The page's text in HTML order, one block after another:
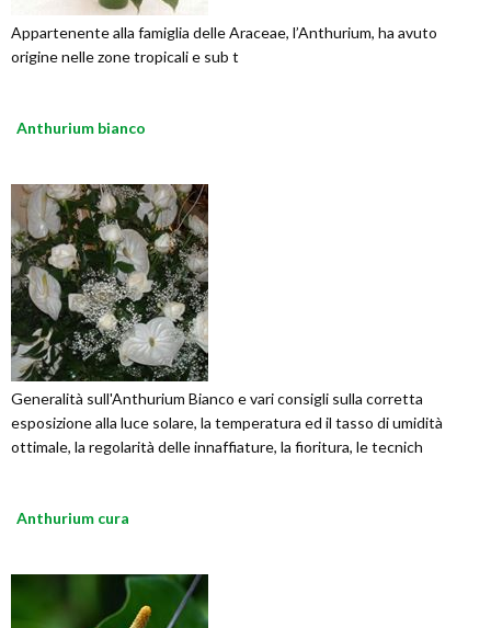
Appartenente alla famiglia delle Araceae, l’Anthurium, ha avuto
origine nelle zone tropicali e sub t
Anthurium bianco
Generalità sull'Anthurium Bianco e vari consigli sulla corretta
esposizione alla luce solare, la temperatura ed il tasso di umidità
ottimale, la regolarità delle innaffiature, la fioritura, le tecnich
Anthurium cura